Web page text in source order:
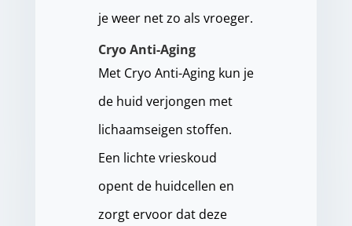
je weer net zo als vroeger.
Cryo Anti-Aging
Met Cryo Anti-Aging kun je
de huid verjongen met
lichaamseigen stoffen.
Een lichte vrieskoud
opent de huidcellen en
zorgt ervoor dat deze